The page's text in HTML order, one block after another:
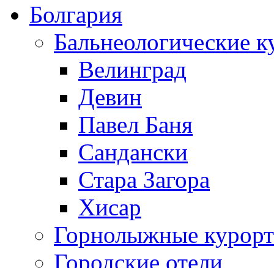
Болгария
Бальнеологические
Велинград
Девин
Павел Баня
Сандански
Стара Загора
Хисар
Горнолыжные
Городские отели